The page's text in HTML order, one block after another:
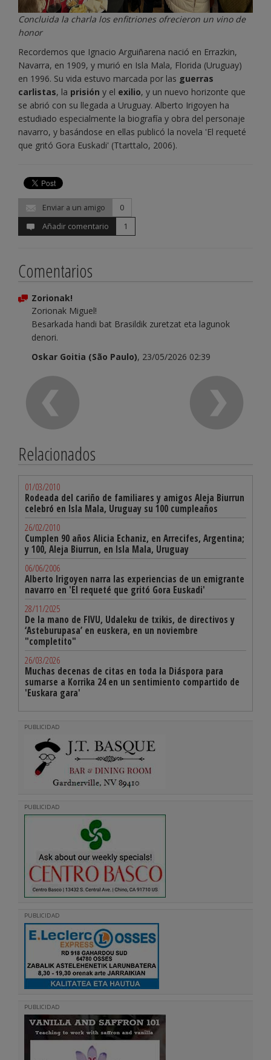
Concluida la charla los enfitriones ofrecieron un vino de
honor
Recordemos que Ignacio Arguiñarena nació en Errazkin,
Navarra, en 1909, y murió en Isla Mala, Florida (Uruguay)
en 1996. Su vida estuvo marcada por las guerras
carlistas, la prisión y el exilio, y un nuevo horizonte que
se abrió con su llegada a Uruguay. Alberto Irigoyen ha
estudiado especialmente la biografía y obra del personaje
navarro, y basándose en ellas publicó la novela 'El requeté
que gritó Gora Euskadi' (Ttarttalo, 2006).
Enviar a un amigo
0
Añadir comentario
1
Comentarios
Zorionak!
Zorionak Miguel!
Besarkada handi bat Brasildik zuretzat eta lagunok
denori.
Oskar Goitia (São Paulo), 23/05/2026 02:39
Relacionados
01/03/2010
Rodeada del cariño de familiares y amigos Aleja Biurrun
celebró en Isla Mala, Uruguay su 100 cumpleaños
26/02/2010
Cumplen 90 años Alicia Echaniz, en Arrecifes, Argentina;
y 100, Aleja Biurrun, en Isla Mala, Uruguay
06/06/2006
Alberto Irigoyen narra las experiencias de un emigrante
navarro en 'El requeté que gritó Gora Euskadi'
28/11/2025
De la mano de FIVU, Udaleku de txikis, de directivos y
‘Asteburupasa’ en euskera, en un noviembre
"completito"
26/03/2026
Muchas decenas de citas en toda la Diáspora para
sumarse a Korrika 24 en un sentimiento compartido de
'Euskara gara'
PUBLICIDAD
PUBLICIDAD
PUBLICIDAD
PUBLICIDAD